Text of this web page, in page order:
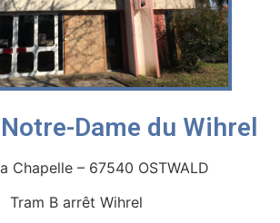
Dame du Wihrel
Chapelle – 67540 OSTWALD
Tram B arrêt Wihrel